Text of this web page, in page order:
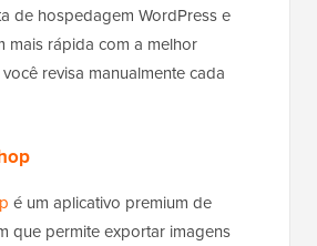
de hospedagem WordPress e
mais rápida com a melhor
revisa manualmente cada
é um aplicativo premium de
que permite exportar imagens